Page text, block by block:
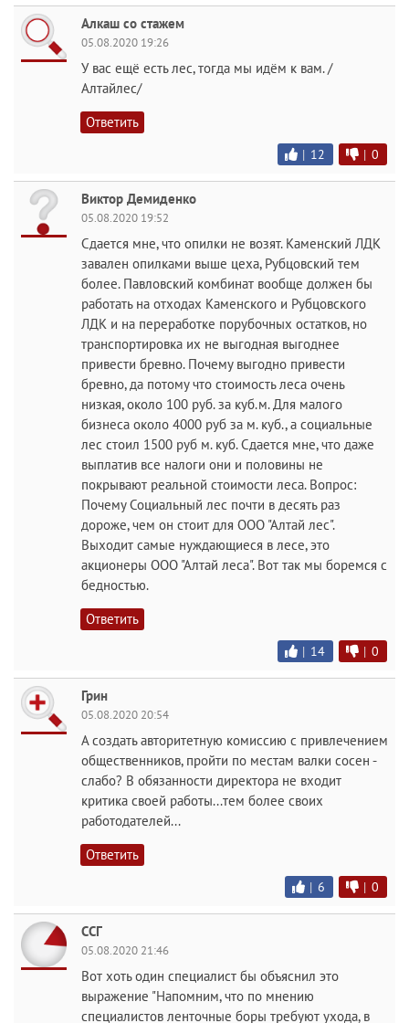
Алкаш со стажем
05.08.2020 19:26
У вас ещё есть лес, тогда мы идём к вам. /
Алтайлес/
Ответить
| 12 | 0
Виктор Демиденко
05.08.2020 19:52
Сдается мне, что опилки не возят. Каменский ЛДК
завален опилками выше цеха, Рубцовский тем
более. Павловский комбинат вообще должен бы
работать на отходах Каменского и Рубцовского
ЛДК и на переработке порубочных остатков, но
транспортировка их не выгодная выгоднее
привести бревно. Почему выгодно привести
бревно, да потому что стоимость леса очень
низкая, около 100 руб. за куб.м. Для малого
бизнеса около 4000 руб за м. куб., а социальные
лес стоил 1500 руб м. куб. Сдается мне, что даже
выплатив все налоги они и половины не
покрывают реальной стоимости леса. Вопрос:
Почему Социальный лес почти в десять раз
дороже, чем он стоит для ООО "Алтай лес".
Выходит самые нуждающиеся в лесе, это
акционеры ООО "Алтай леса". Вот так мы боремся с
бедностью.
Ответить
| 14 | 0
Грин
05.08.2020 20:54
А создать авторитетную комиссию с привлечением
общественников, пройти по местам валки сосен -
слабо? В обязанности директора не входит
критика своей работы...тем более своих
работодателей...
Ответить
| 6 | 0
ССГ
05.08.2020 21:46
Вот хоть один специалист бы объяснил это
выражение "Напомним, что по мнению
специалистов ленточные боры требуют ухода, в